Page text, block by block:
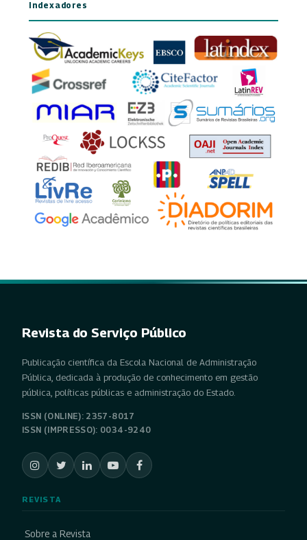
Indexadores
Revista do Serviço Público
Publicação científica da Escola Nacional de Administração
Pública, dedicada à produção de conhecimento em gestão
pública, políticas públicas e administração do Estado.
ISSN (ONLINE): 2357-8017
ISSN (IMPRESSO): 0034-9240
REVISTA
Sobre a Revista